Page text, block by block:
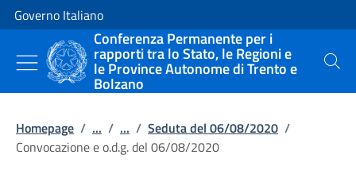
Vai al contenuto
Vai alla navigazione del sito
Governo Italiano
Conferenza Permanente per i
rapporti tra lo Stato, le Regioni e
le Province Autonome di Trento e
Bolzano
Cerca
Homepage / ... / ... / Seduta del 06/08/2020 /
Convocazione e o.d.g. del 06/08/2020